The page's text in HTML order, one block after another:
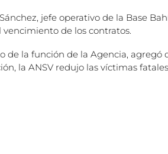
jefe operativo de la Base
vencimiento de los contratos.
de la función de la Agencia,
la ANSV redujo las víctimas